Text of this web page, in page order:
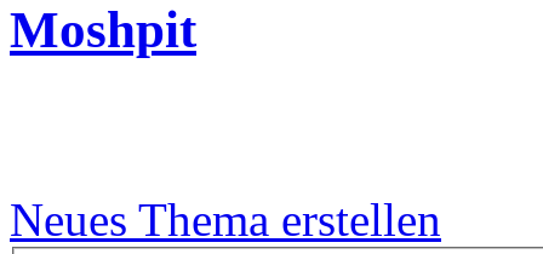
Moshpit
Neues Thema erstellen